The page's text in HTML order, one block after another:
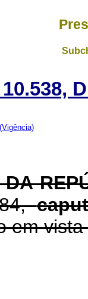
(Vigência)
84,caput
em